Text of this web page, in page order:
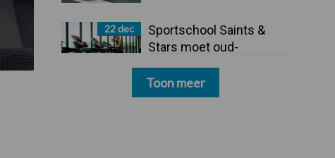
22 dec
Sportschool Saints &
Stars moet oud-
betalen
Toon meer